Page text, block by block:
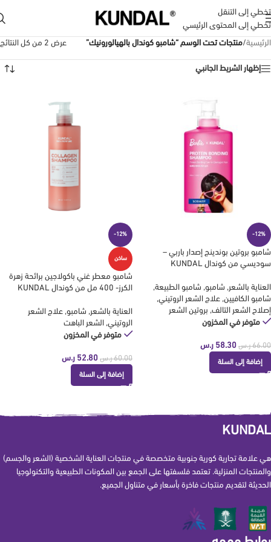
تخطي إلى التنقل
تخطي إلى المحتوى الرئيسي
الرئيسية/منتجات تحت الوسم “شامبو كوندال بالهيالورونيك” عرض ⁦2⁩ من كل النتائج
إظهار الشريط الجانبي
-12%
شامبو بروتين بوندينج إصدار باربي –
سوديسي من كوندال KUNDAL
العناية بالشعر, شامبو, شامبو الطبيعة,
شامبو الكافيين, علاج الشعر الروتيني,
إصلاح الشعر التالف, بروتين الشعر
متوفر في المخزون
66.00 ر.س 58.30 ر.س
إضافة إلى السلة
-12%
ساخن
شامبو معطر غني باكولاجين برائحة زهرة
الكرز- 400 مل من كوندال KUNDAL
العناية بالشعر, شامبو, علاج الشعر
الروتيني, الشعر الباهت
متوفر في المخزون
60.00 ر.س 52.80 ر.س
إضافة إلى السلة
KUNDAL
هي علامة تجارية كورية جنوبية متخصصة في منتجات العناية الشخصية (الشعر والجسم)
والمنتجات المنزلية. تعتمد فلسفتها على الجمع بين المكونات الطبيعية والتكنولوجيا
الحديثة لتقديم منتجات فاخرة بأسعار في متناول الجميع.